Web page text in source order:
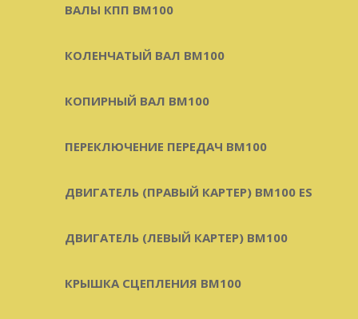
ВАЛЫ КПП BM100
КОЛЕНЧАТЫЙ ВАЛ BM100
КОПИРНЫЙ ВАЛ BM100
ПЕРЕКЛЮЧЕНИЕ ПЕРЕДАЧ BM100
ДВИГАТЕЛЬ (ПРАВЫЙ КАРТЕР) BM100 ES
ДВИГАТЕЛЬ (ЛЕВЫЙ КАРТЕР) BM100
КРЫШКА СЦЕПЛЕНИЯ BM100